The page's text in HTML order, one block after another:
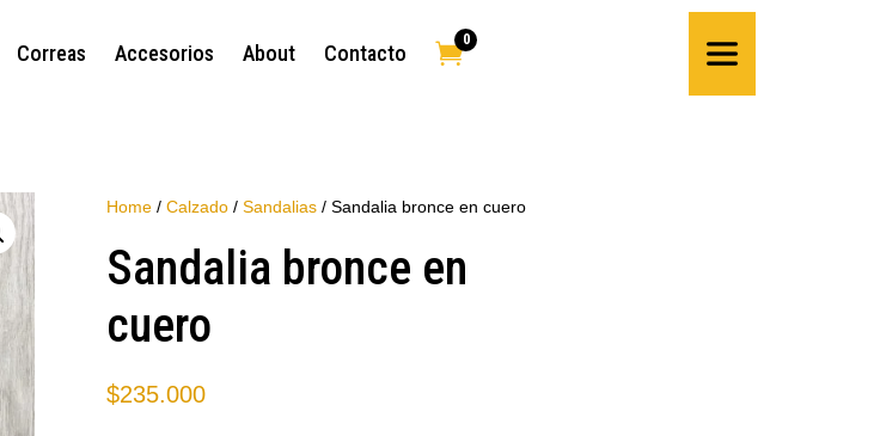
Correas Accesorios About Contacto 
0
Home/ Calzado/ Sandalias/ Sandalia bronce en cuero
Sandalia bronce en
cuero
$235.000